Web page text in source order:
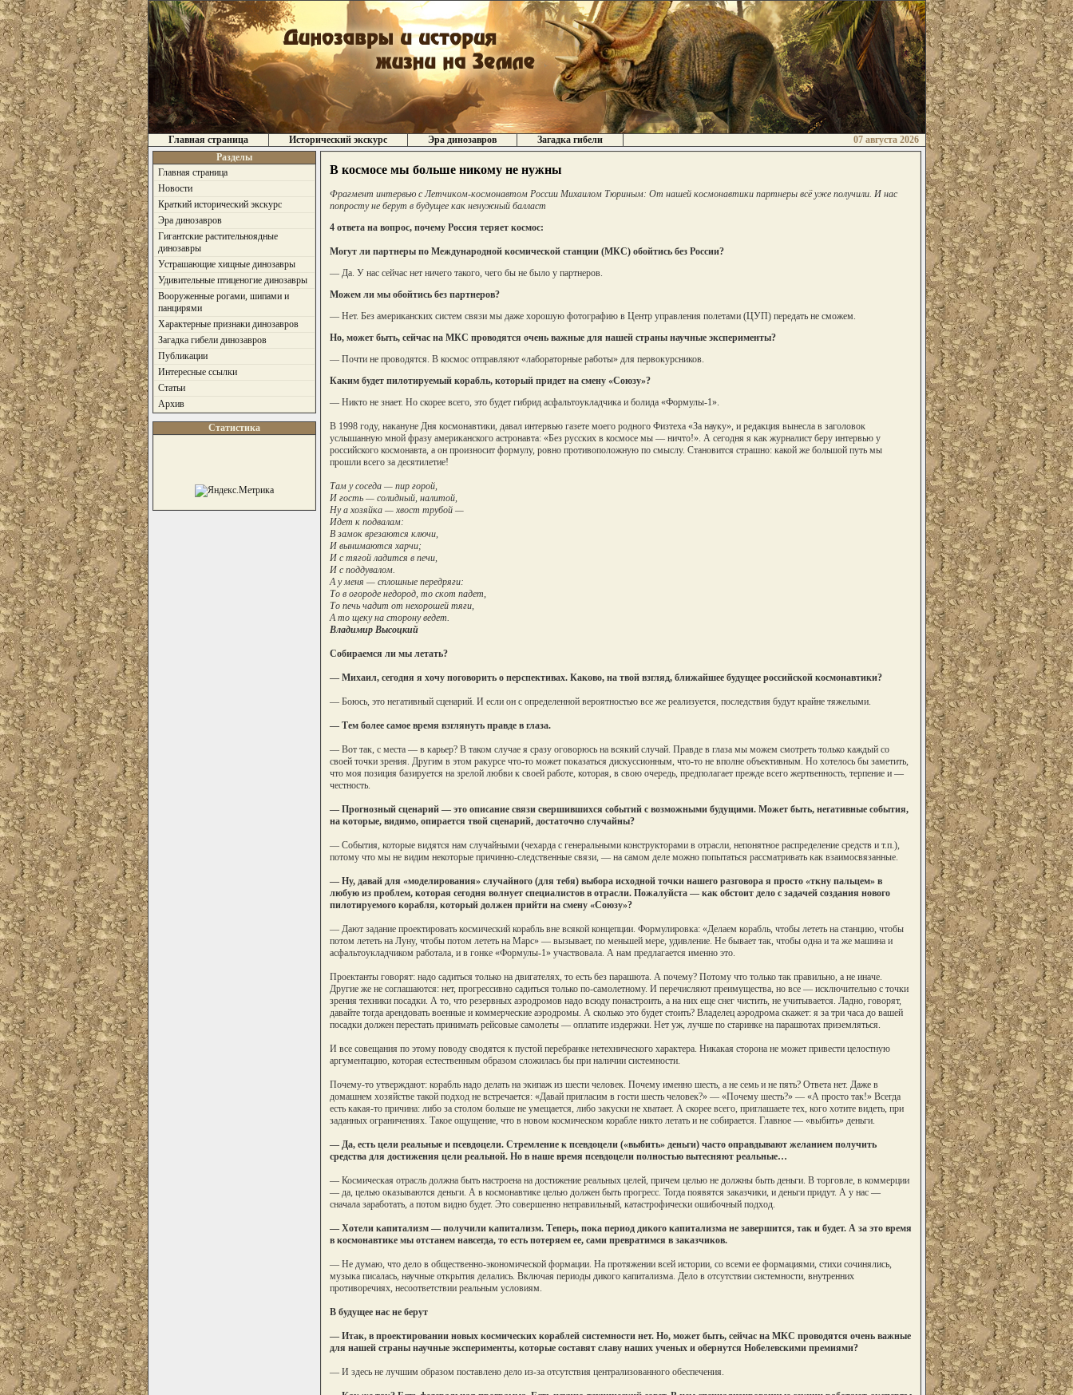
Главная страница Исторический экскурс Эра динозавров Загадка гибели
07 августа 2026
Разделы
Главная страница
Новости
Краткий исторический экскурс
Эра динозавров
Гигантские растительноядные
динозавры
Устрашающие хищные динозавры
Удивительные птиценогие динозавры
Вооруженные рогами, шипами и
панцирями
Характерные признаки динозавров
Загадка гибели динозавров
Публикации
Интересные ссылки
Статьи
Архив
Статистика
В космосе мы больше никому не нужны
Фрагмент интервью с Летчиком-космонавтом России Михаилом Тюриным: От нашей космонавтики партнеры всё уже получили. И нас
попросту не берут в будущее как ненужный балласт
4 ответа на вопрос, почему Россия теряет космос:
Могут ли партнеры по Международной космической станции (МКС) обойтись без России?
— Да. У нас сейчас нет ничего такого, чего бы не было у партнеров.
Можем ли мы обойтись без партнеров?
— Нет. Без американских систем связи мы даже хорошую фотографию в Центр управления полетами (ЦУП) передать не сможем.
Но, может быть, сейчас на МКС проводятся очень важные для нашей страны научные эксперименты?
— Почти не проводятся. В космос отправляют «лабораторные работы» для первокурсников.
Каким будет пилотируемый корабль, который придет на смену «Союзу»?
— Никто не знает. Но скорее всего, это будет гибрид асфальтоукладчика и болида «Формулы-1».
В 1998 году, накануне Дня космонавтики, давал интервью газете моего родного Физтеха «За науку», и редакция вынесла в заголовок
услышанную мной фразу американского астронавта: «Без русских в космосе мы — ничто!». А сегодня я как журналист беру интервью у
российского космонавта, а он произносит формулу, ровно противоположную по смыслу. Становится страшно: какой же большой путь мы
прошли всего за десятилетие!
Там у соседа — пир горой,
И гость — солидный, налитой,
Ну а хозяйка — хвост трубой —
Идет к подвалам:
В замок врезаются ключи,
И вынимаются харчи;
И с тягой ладится в печи,
И с поддувалом.
А у меня — сплошные передряги:
То в огороде недород, то скот падет,
То печь чадит от нехорошей тяги,
А то щеку на сторону ведет.
Владимир Высоцкий
Собираемся ли мы летать?
— Михаил, сегодня я хочу поговорить о перспективах. Каково, на твой взгляд, ближайшее будущее российской космонавтики?
— Боюсь, это негативный сценарий. И если он с определенной вероятностью все же реализуется, последствия будут крайне тяжелыми.
— Тем более самое время взглянуть правде в глаза.
— Вот так, с места — в карьер? В таком случае я сразу оговорюсь на всякий случай. Правде в глаза мы можем смотреть только каждый со
своей точки зрения. Другим в этом ракурсе что-то может показаться дискуссионным, что-то не вполне объективным. Но хотелось бы заметить,
что моя позиция базируется на зрелой любви к своей работе, которая, в свою очередь, предполагает прежде всего жертвенность, терпение и —
честность.
— Прогнозный сценарий — это описание связи свершившихся событий с возможными будущими. Может быть, негативные события,
на которые, видимо, опирается твой сценарий, достаточно случайны?
— События, которые видятся нам случайными (чехарда с генеральными конструкторами в отрасли, непонятное распределение средств и т.п.),
потому что мы не видим некоторые причинно-следственные связи, — на самом деле можно попытаться рассматривать как взаимосвязанные.
— Ну, давай для «моделирования» случайного (для тебя) выбора исходной точки нашего разговора я просто «ткну пальцем» в
любую из проблем, которая сегодня волнует специалистов в отрасли. Пожалуйста — как обстоит дело с задачей создания нового
пилотируемого корабля, который должен прийти на смену «Союзу»?
— Дают задание проектировать космический корабль вне всякой концепции. Формулировка: «Делаем корабль, чтобы лететь на станцию, чтобы
потом лететь на Луну, чтобы потом лететь на Марс» — вызывает, по меньшей мере, удивление. Не бывает так, чтобы одна и та же машина и
асфальтоукладчиком работала, и в гонке «Формулы-1» участвовала. А нам предлагается именно это.
Проектанты говорят: надо садиться только на двигателях, то есть без парашюта. А почему? Потому что только так правильно, а не иначе.
Другие же не соглашаются: нет, прогрессивно садиться только по-самолетному. И перечисляют преимущества, но все — исключительно с точки
зрения техники посадки. А то, что резервных аэродромов надо всюду понастроить, а на них еще снег чистить, не учитывается. Ладно, говорят,
давайте тогда арендовать военные и коммерческие аэродромы. А сколько это будет стоить? Владелец аэродрома скажет: я за три часа до вашей
посадки должен перестать принимать рейсовые самолеты — оплатите издержки. Нет уж, лучше по старинке на парашютах приземляться.
И все совещания по этому поводу сводятся к пустой перебранке нетехнического характера. Никакая сторона не может привести целостную
аргументацию, которая естественным образом сложилась бы при наличии системности.
Почему-то утверждают: корабль надо делать на экипаж из шести человек. Почему именно шесть, а не семь и не пять? Ответа нет. Даже в
домашнем хозяйстве такой подход не встречается: «Давай пригласим в гости шесть человек?» — «Почему шесть?» — «А просто так!» Всегда
есть какая-то причина: либо за столом больше не умещается, либо закуски не хватает. А скорее всего, приглашаете тех, кого хотите видеть, при
заданных ограничениях. Такое ощущение, что в новом космическом корабле никто летать и не собирается. Главное — «выбить» деньги.
— Да, есть цели реальные и псевдоцели. Стремление к псевдоцели («выбить» деньги) часто оправдывают желанием получить
средства для достижения цели реальной. Но в наше время псевдоцели полностью вытесняют реальные…
— Космическая отрасль должна быть настроена на достижение реальных целей, причем целью не должны быть деньги. В торговле, в коммерции
— да, целью оказываются деньги. А в космонавтике целью должен быть прогресс. Тогда появятся заказчики, и деньги придут. А у нас —
сначала заработать, а потом видно будет. Это совершенно неправильный, катастрофически ошибочный подход.
— Хотели капитализм — получили капитализм. Теперь, пока период дикого капитализма не завершится, так и будет. А за это время
в космонавтике мы отстанем навсегда, то есть потеряем ее, сами превратимся в заказчиков.
— Не думаю, что дело в общественно-экономической формации. На протяжении всей истории, со всеми ее формациями, стихи сочинялись,
музыка писалась, научные открытия делались. Включая периоды дикого капитализма. Дело в отсутствии системности, внутренних
противоречиях, несоответствии реальным условиям.
В будущее нас не берут
— Итак, в проектировании новых космических кораблей системности нет. Но, может быть, сейчас на МКС проводятся очень важные
для нашей страны научные эксперименты, которые составят славу наших ученых и обернутся Нобелевскими премиями?
— И здесь не лучшим образом поставлено дело из-за отсутствия централизованного обеспечения.